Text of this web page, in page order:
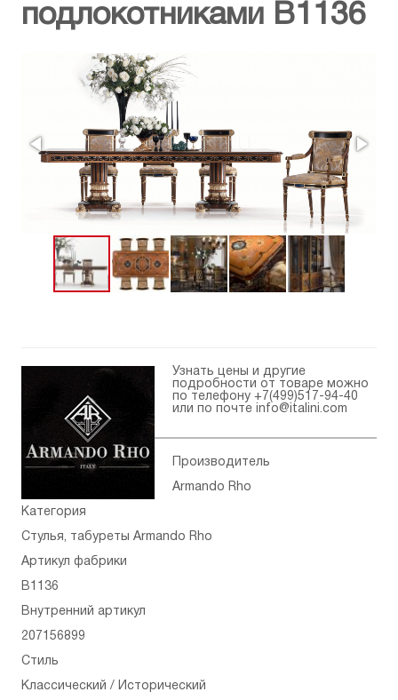
подлокотниками B1136
Узнать цены и другие
подробности от товаре можно
по телефону +7(499)517-94-40
или по почте
info@italini.com
Производитель
Armando Rho
Категория
Стулья, табуреты Armando Rho
Артикул фабрики
B1136
Внутренний артикул
207156899
Стиль
Классический / Исторический